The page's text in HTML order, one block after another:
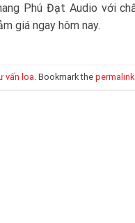
Phú Đạt Audio với
giá ngay hôm nay.
vấn loa . Bookmark the permalink